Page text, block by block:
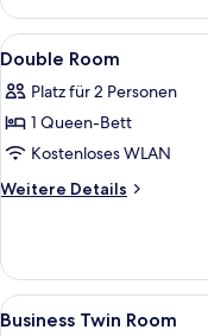
Double
Room
Alle
Fotos
für
Double
Room
anzeigen
3
Double Room
Platz für 2 Personen
1 Queen-Bett
Kostenloses WLAN
Weitere Details
Weitere
Room
Alle
4
Business Twin Room